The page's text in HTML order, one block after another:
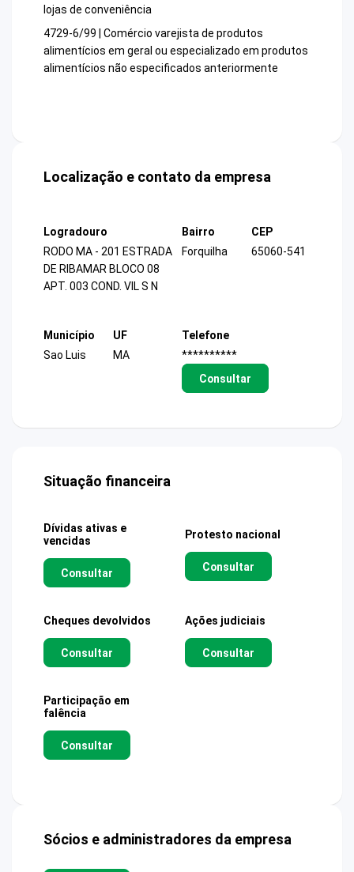
lojas de conveniência
4729-6/99 | Comércio varejista de produtos
alimentícios em geral ou especializado em produtos
alimentícios não especificados anteriormente
Localização e contato da empresa
Logradouro
RODO MA - 201 ESTRADA
DE RIBAMAR BLOCO 08
APT. 003 COND. VIL S N
Bairro
Forquilha
CEP
65060-541
Município
Sao Luis
UF
MA
Telefone
**********
Consultar
Situação financeira
Dívidas ativas e
vencidas
Consultar
Protesto nacional
Consultar
Cheques devolvidos
Consultar
Ações judiciais
Consultar
Participação em
falência
Consultar
Sócios e administradores da empresa